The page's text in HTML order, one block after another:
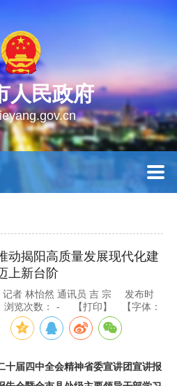
人民政府
动揭阳高质量发展现代化建
上新台阶
记者 林怡然 通讯员 吉 宗
发布时
浏览次数： - 【打印】 【字体：
届四中全会精神省委宣讲团宣讲报